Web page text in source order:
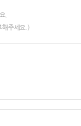
.
해주세요.)